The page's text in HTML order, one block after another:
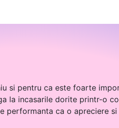
si pentru ca este foarte
la incasarile dorite printr-o
ca o apreciere